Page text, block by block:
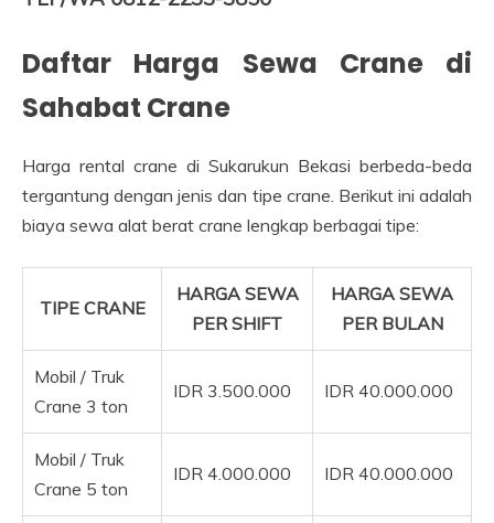
Daftar Harga Sewa Crane di
Sahabat Crane
Harga rental crane di Sukarukun Bekasi berbeda-beda
tergantung dengan jenis dan tipe crane. Berikut ini adalah
biaya sewa alat berat crane lengkap berbagai tipe:
TIPE CRANE
HARGA SEWA
PER SHIFT
HARGA SEWA
PER BULAN
Mobil / Truk
Crane 3 ton
IDR 3.500.000 IDR 40.000.000
Mobil / Truk
Crane 5 ton
IDR 4.000.000 IDR 40.000.000